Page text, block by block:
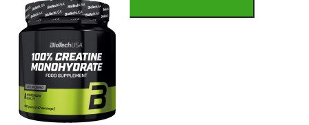
Купити